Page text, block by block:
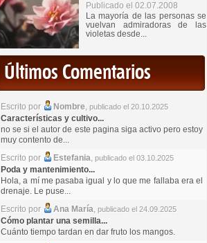
Publicado el 02.07.2008
La mayoría de las personas se
vuelvan admiradoras de las
violetas desde...
Últimos Comentarios
Escrito por Nombre, publicado el 20.10.2025
Características y cultivo...
no se si el autor de este pagina siga activo pero estoy
muy contento de...
Escrito por
Estefania, publicado el 03.10.2025
Poda y mantenimiento...
Hola, a mí me pasaba igual y lo que me fallaba era el
drenaje. Le puse...
Escrito por
Ana María, publicado el 24.09.2025
Cómo plantar una semilla...
Cuánto tiempo tardan en dar fruto los mangos.